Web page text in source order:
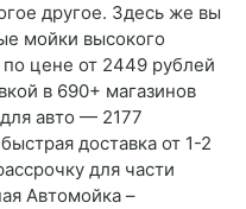
другое. Здесь же вы
мойки высокого
цене от 2449 рублей
в 690+ магазинов
авто — 2177
доставка от 1-2
для части
Автомойка –